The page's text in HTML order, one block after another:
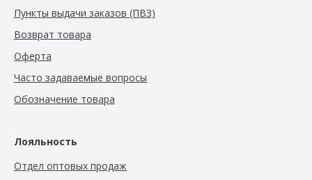
Пункты выдачи заказов (ПВЗ)
Возврат товара
Оферта
Часто задаваемые вопросы
Обозначение товара
Лояльность
Отдел оптовых продаж